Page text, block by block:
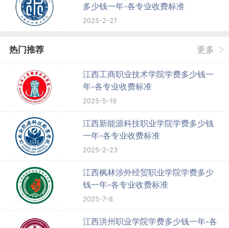
多少钱一年-各专业收费标准
2025-2-27
热门推荐 更多
江西工商职业技术学院学费多少钱一
年-各专业收费标准
2025-5-19
江西新能源科技职业学院学费多少钱
一年-各专业收费标准
2025-2-23
江西枫林涉外经贸职业学院学费多少
钱一年-各专业收费标准
2025-7-8
江西洪州职业学院学费多少钱一年-各